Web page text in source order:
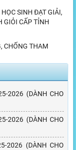
SINH ĐẠT GIẢI,
GIỎI CẤP TỈNH
CHỐNG THAM
2026 (DÀNH CHO
2026 (DÀNH CHO
2026 (DÀNH CHO